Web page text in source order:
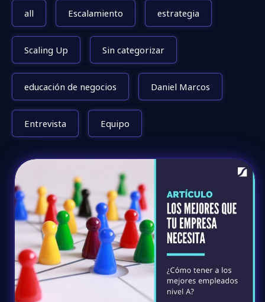
all Escalamiento estrategia
Scaling Up Sin categorizar
educación de negocios Daniel Marcos
Entrevista Equipo